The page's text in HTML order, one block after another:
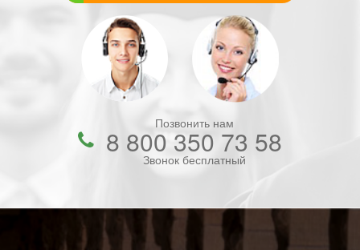
Позвонить нам
8 800 350 73 58
Звонок бесплатный